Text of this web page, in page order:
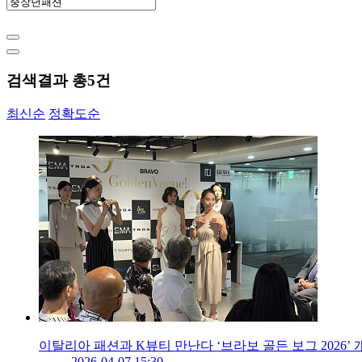
검색결과 총5건
최신순 정확도순
이탈리아 패션과 K뷰티 만난다 ‘브라보 골든 보그 2026’